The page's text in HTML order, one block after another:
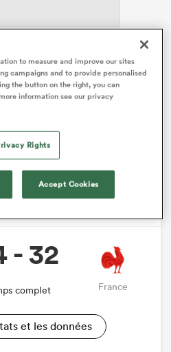
ligne très jeune qui sera
ligne très
de Groot, Codie Taylor
à eux trois.
- 32
complet France
et les données
to measure and improve our sites
campaigns and to provide personalised
the button on the right, you can
information see our privacy
Rights
Accept Cookies